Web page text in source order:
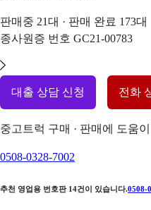
판매중 21대 · 판매 완료 173대
종사원증 번호 GC21-00783
대출 상담 신청 전화
중고트럭 구매 · 판매에 도움
0508-0328-7002
추천 영업용 번호판 14건이 있습니다.0508-